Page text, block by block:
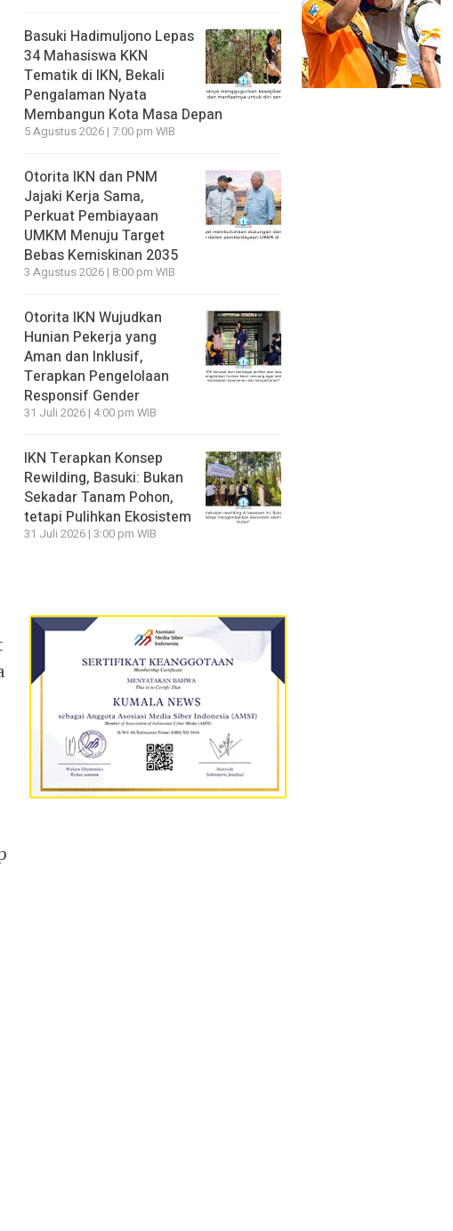
Basuki Hadimuljono Lepas
34 Mahasiswa KKN
Tematik di IKN, Bekali
Pengalaman Nyata
Membangun Kota Masa Depan
5 Agustus 2026 | 7:00 pm WIB
Otorita IKN dan PNM
Jajaki Kerja Sama,
Perkuat Pembiayaan
UMKM Menuju Target
Bebas Kemiskinan 2035
3 Agustus 2026 | 8:00 pm WIB
Otorita IKN Wujudkan
Hunian Pekerja yang
Aman dan Inklusif,
Terapkan Pengelolaan
Responsif Gender
31 Juli 2026 | 4:00 pm WIB
IKN Terapkan Konsep
Rewilding, Basuki: Bukan
Sekadar Tanam Pohon,
tetapi Pulihkan Ekosistem
31 Juli 2026 | 3:00 pm WIB